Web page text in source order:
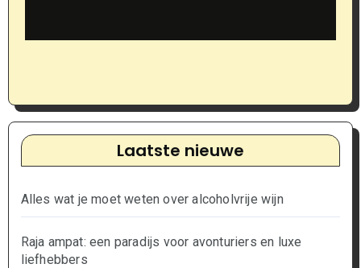
Laatste nieuwe
Alles wat je moet weten over alcoholvrije wijn
Raja ampat: een paradijs voor avonturiers en luxe
liefhebbers